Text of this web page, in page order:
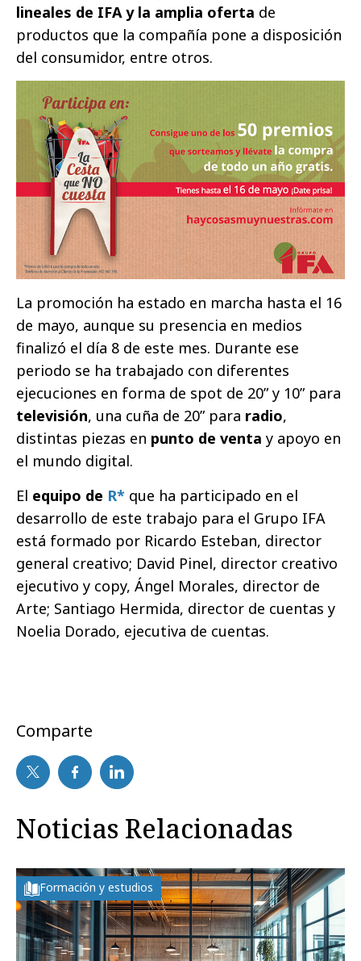
lineales de IFA y la amplia oferta de
productos que la compañía pone a disposición
del consumidor, entre otros.
La promoción ha estado en marcha hasta el 16
de mayo, aunque su presencia en medios
finalizó el día 8 de este mes. Durante ese
periodo se ha trabajado con diferentes
ejecuciones en forma de spot de 20” y 10” para
televisión, una cuña de 20” para radio,
distintas piezas en punto de venta y apoyo en
el mundo digital.
El equipo de R* que ha participado en el
desarrollo de este trabajo para el Grupo IFA
está formado por Ricardo Esteban, director
general creativo; David Pinel, director creativo
ejecutivo y copy, Ángel Morales, director de
Arte; Santiago Hermida, director de cuentas y
Noelia Dorado, ejecutiva de cuentas.
Comparte
Noticias Relacionadas
Formación y estudios